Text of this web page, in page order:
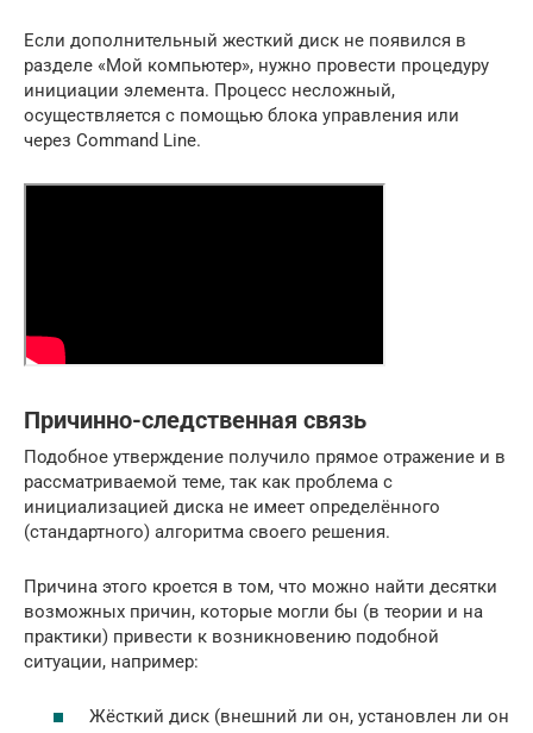
Если дополнительный жесткий диск не появился в
разделе «Мой компьютер», нужно провести процедуру
инициации элемента. Процесс несложный,
осуществляется с помощью блока управления или
через Command Line.
Причинно-следственная связь
Подобное утверждение получило прямое отражение и в
рассматриваемой теме, так как проблема с
инициализацией диска не имеет определённого
(стандартного) алгоритма своего решения.
Причина этого кроется в том, что можно найти десятки
возможных причин, которые могли бы (в теории и на
практики) привести к возникновению подобной
ситуации, например:
Жёсткий диск (внешний ли он, установлен ли он